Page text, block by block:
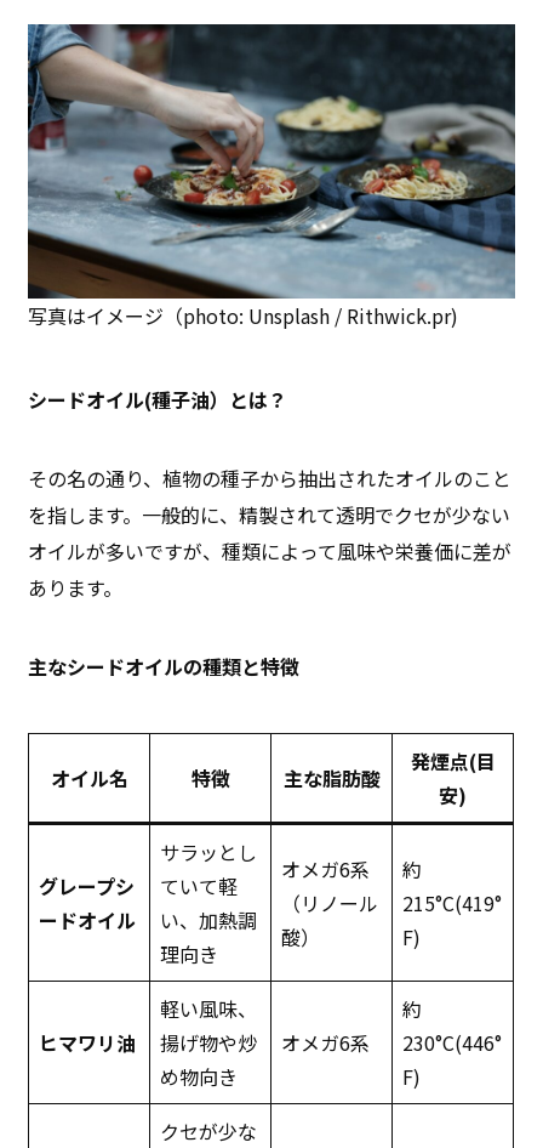
写真はイメージ（photo: Unsplash / Rithwick.pr)
シードオイル(種子油）とは？
その名の通り、植物の種子から抽出されたオイルのこと
を指します。一般的に、精製されて透明でクセが少ない
オイルが多いですが、種類によって風味や栄養価に差が
あります。
主なシードオイルの種類と特徴
オイル名 特徴 主な脂肪酸
発煙点(目
安)
グレープシ
ードオイル
サラッとし
ていて軽
い、加熱調
理向き
オメガ6系
（リノール
酸）
約
215°C(419°
F)
ヒマワリ油
軽い風味、
揚げ物や炒
め物向き
オメガ6系
約
230°C(446°
F)
クセが少な